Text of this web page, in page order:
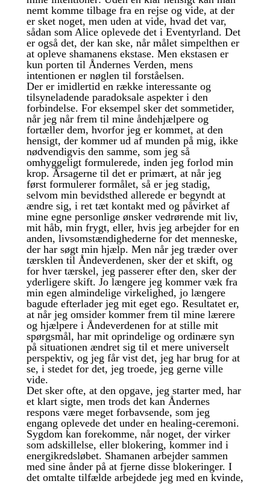
nemt komme tilbage fra en rejse og vide, at der
er sket noget, men uden at vide, hvad det var,
sådan som Alice oplevede det i Eventyrland. Det
er også det, der kan ske, når målet simpelthen er
at opleve shamanens ekstase. Men ekstasen er
kun porten til Åndernes Verden, mens
intentionen er nøglen til forståelsen.
Der er imidlertid en række interessante og
tilsyneladende paradoksale aspekter i den
forbindelse. For eksempel sker det sommetider,
når jeg når frem til mine åndehjælpere og
fortæller dem, hvorfor jeg er kommet, at den
hensigt, der kommer ud af munden på mig, ikke
nødvendigvis den samme, som jeg så
omhyggeligt formulerede, inden jeg forlod min
krop. Årsagerne til det er primært, at når jeg
først formulerer formålet, så er jeg stadig,
selvom min bevidsthed allerede er begyndt at
ændre sig, i ret tæt kontakt med og påvirket af
mine egne personlige ønsker vedrørende mit liv,
mit håb, min frygt, eller, hvis jeg arbejder for en
anden, livsomstændighederne for det menneske,
der har søgt min hjælp. Men når jeg træder over
tærsklen til Åndeverdenen, sker der et skift, og
for hver tærskel, jeg passerer efter den, sker der
yderligere skift. Jo længere jeg kommer væk fra
min egen almindelige virkelighed, jo længere
bagude efterlader jeg mit eget ego. Resultatet er,
at når jeg omsider kommer frem til mine lærere
og hjælpere i Åndeverdenen for at stille mit
spørgsmål, har mit oprindelige og ordinære syn
på situationen ændret sig til et mere universelt
perspektiv, og jeg får vist det, jeg har brug for at
se, i stedet for det, jeg troede, jeg gerne ville
vide.
Det sker ofte, at den opgave, jeg starter med, har
et klart sigte, men trods det kan Åndernes
respons være meget forbavsende, som jeg
engang oplevede det under en healing-ceremoni.
Sygdom kan forekomme, når noget, der virker
som adskillelse, eller blokering, kommer ind i
energikredsløbet. Shamanen arbejder sammen
med sine ånder på at fjerne disse blokeringer. I
det omtalte tilfælde arbejdede jeg med en kvinde,